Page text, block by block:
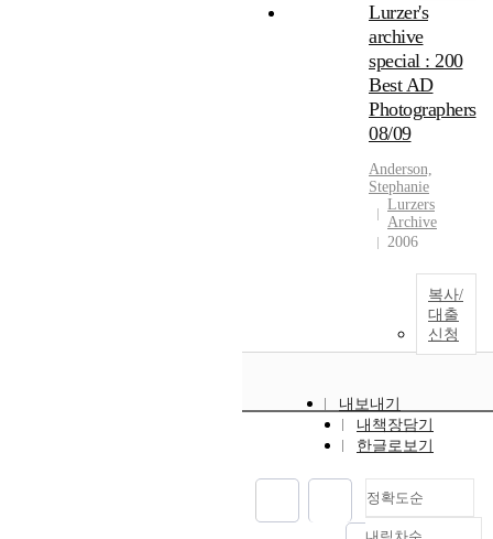
Lurzer's
archive
special : 200
Best AD
Photographers
08/09
Anderson,
Stephanie
Lurzers
Archive
2006
복사/
대출
신청
내보내기
내책장담기
한글로보기
정확도순